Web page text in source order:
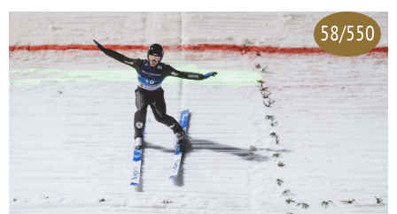
58/550